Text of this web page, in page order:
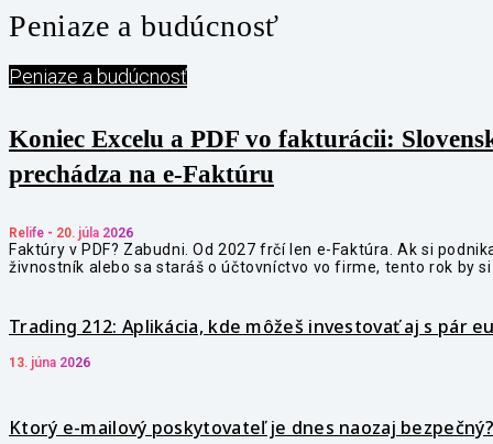
Peniaze a budúcnosť
Peniaze a budúcnosť
Koniec Excelu a PDF vo fakturácii:
prechádza na e-Faktúru
Relife - 20. júla 2026
Faktúry v PDF? Zabudni. Od 2027 frčí len e-Faktúra. Ak si
živnostník alebo sa staráš o účtovníctvo vo firme, tento rok by si
Trading 212: Aplikácia, kde môžeš investovať aj s pár
13. júna 2026
Ktorý e-mailový poskytovateľ je dnes naozaj bezpečný?